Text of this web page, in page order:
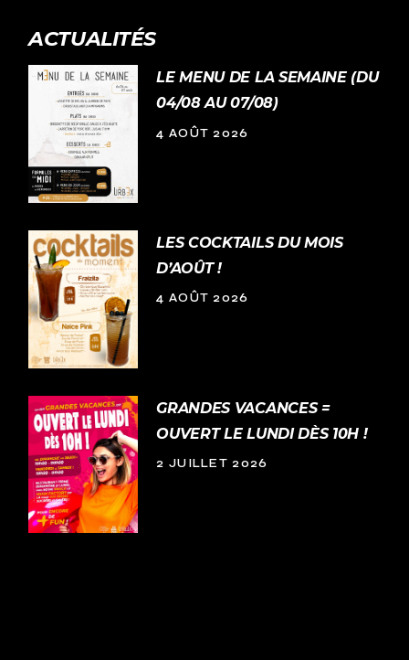
ACTUALITÉS
LE MENU DE LA SEMAINE (DU
04/08 AU 07/08)
4 AOÛT 2026
LES COCKTAILS DU MOIS
D’AOÛT !
4 AOÛT 2026
GRANDES VACANCES =
OUVERT LE LUNDI DÈS 10H !
2 JUILLET 2026